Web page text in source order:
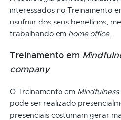
interessados no Treinamento
usufruir dos seus benefícios,
trabalhando em home office.
Treinamento em
company
O Treinamento em Mindfulness
pode ser realizado
presenciais costumam gerar